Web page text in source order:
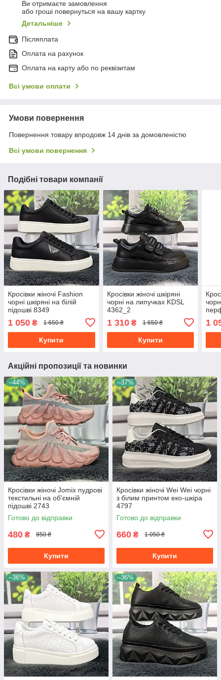
Ви отримаєте замовлення
або гроші повернуться на вашу картку
Детальніше
Післяплата
Оплата на рахунок
Оплата на карту або по реквізитам
Всі умови оплати
Умови повернення
Повернення товару впродовж 14 днів за домовленістю
Всі умови повернення
Подібні товари компанії
Кросівки жіночі Fashion
чорні шкіряні на білій
підошві 8349
1 050 ₴ 1 650 ₴
Купити
Кросівки жіночі шкіряні
чорні на липучках KDSL
4362_2
1 310₴ 1 650 ₴
Купити
1
Акційні пропозиції та новинки
–44%
Кросівки жіночі Jomix пудрові
текстильні на об'ємній
підошві 2743
Готово до відправки
480 ₴ 850 ₴
Купити
–37%
Кросівки жіночі Wei Wei чорні
з білим принтом еко-шкіра
4797
Готово до відправки
660 ₴ 1 050 ₴
Купити
–36% –36%